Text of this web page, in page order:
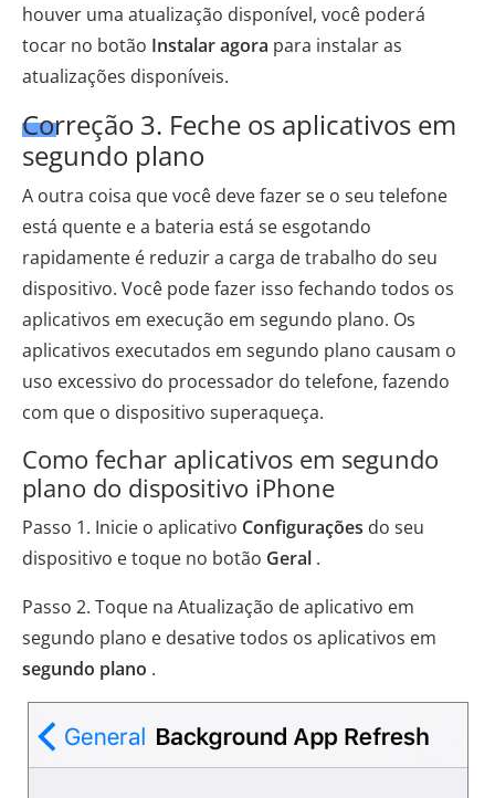
houver uma atualização disponível, você poderá
tocar no botão Instalar agora para instalar as
atualizações disponíveis.
Correção 3. Feche os aplicativos em
segundo plano
A outra coisa que você deve fazer se o seu telefone
está quente e a bateria está se esgotando
rapidamente é reduzir a carga de trabalho do seu
dispositivo. Você pode fazer isso fechando todos os
aplicativos em execução em segundo plano. Os
aplicativos executados em segundo plano causam o
uso excessivo do processador do telefone, fazendo
com que o dispositivo superaqueça.
Como fechar aplicativos em segundo
plano do dispositivo iPhone
Passo 1. Inicie o aplicativo Configurações do seu
dispositivo e toque no botão Geral .
Passo 2. Toque na Atualização de aplicativo em
segundo plano e desative todos os aplicativos em
segundo plano .